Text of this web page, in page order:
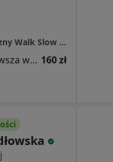
Terapia w Lesie Gabinet Psychologiczny Walk Slow Therapy
Konsultacja psychologiczna (pierwsza wizyta) 160 zł